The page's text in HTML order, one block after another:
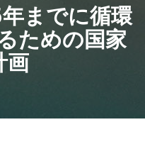
までに循環
ための国家
画